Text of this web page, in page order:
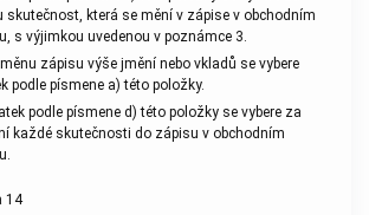
skutečnost, která se mění v zápise v obchodním
s výjimkou uvedenou v poznámce 3.
zápisu výše jmění nebo vkladů se vybere
podle písmene a) této položky.
podle písmene d) této položky se vybere za
každé skutečnosti do zápisu v obchodním
14